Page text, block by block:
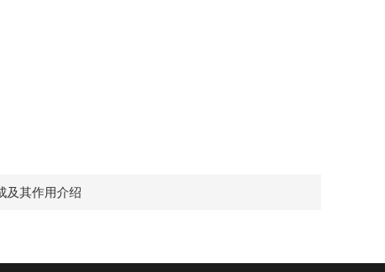
及其作用介绍